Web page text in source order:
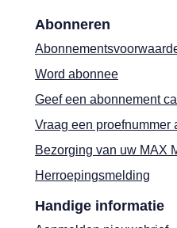
Abonneren
Word abonnee
Geef een abonnement
Vraag een proefnummer
Bezorging van uw MAX
Herroepingsmelding
Handige informatie